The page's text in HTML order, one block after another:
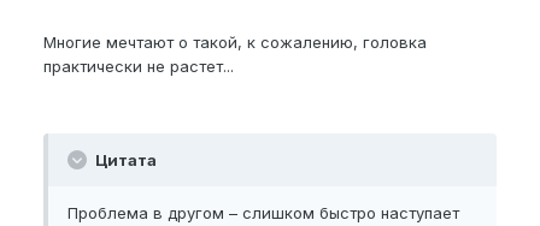
Многие мечтают о такой, к сожалению, головка
практически не растет...
Цитата
Проблема в другом – слишком быстро наступает